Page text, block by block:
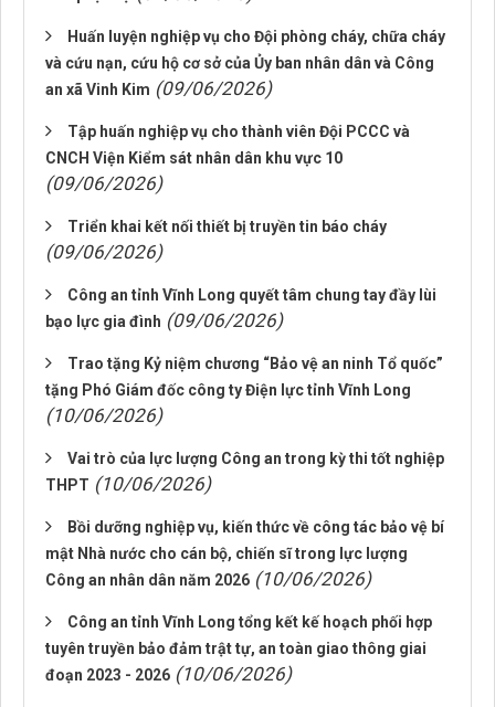
Huấn luyện nghiệp vụ cho Đội phòng cháy, chữa cháy
và cứu nạn, cứu hộ cơ sở của Ủy ban nhân dân và Công
an xã Vinh Kim (09/06/2026)
Tập huấn nghiệp vụ cho thành viên Đội PCCC và
CNCH Viện Kiểm sát nhân dân khu vực 10
(09/06/2026)
Triển khai kết nối thiết bị truyền tin báo cháy
(09/06/2026)
Công an tỉnh Vĩnh Long quyết tâm chung tay đầy lùi
bạo lực gia đình (09/06/2026)
Trao tặng Kỷ niệm chương “Bảo vệ an ninh Tổ quốc”
tặng Phó Giám đốc công ty Điện lực tỉnh Vĩnh Long
(10/06/2026)
Vai trò của lực lượng Công an trong kỳ thi tốt nghiệp
THPT (10/06/2026)
Bồi dưỡng nghiệp vụ, kiến thức về công tác bảo vệ bí
mật Nhà nước cho cán bộ, chiến sĩ trong lực lượng
Công an nhân dân năm 2026 (10/06/2026)
Công an tỉnh Vĩnh Long tổng kết kế hoạch phối hợp
tuyên truyền bảo đảm trật tự, an toàn giao thông giai
đoạn 2023 - 2026 (10/06/2026)